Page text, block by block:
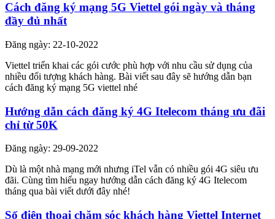
Cách đăng ký mạng 5G Viettel gói ngày và tháng
đầy đủ nhất
Đăng ngày: 22-10-2022
Viettel triển khai các gói cước phù hợp với nhu cầu sử dụng của
nhiều đối tượng khách hàng. Bài viết sau đây sẽ hướng dẫn bạn
cách đăng ký mạng 5G viettel nhé
Hướng dẫn cách đăng ký 4G Itelecom tháng ưu đãi
chỉ từ 50K
Đăng ngày: 29-09-2022
Dù là một nhà mạng mới nhưng iTel vẫn có nhiều gói 4G siêu ưu
đãi. Cùng tìm hiểu ngay hướng dẫn cách đăng ký 4G Itelecom
tháng qua bài viết dưới đây nhé!
Số điện thoại chăm sóc khách hàng Viettel Internet